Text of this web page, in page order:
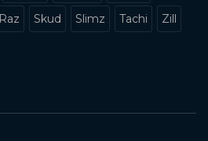
Raz Skud Slimz Tachi Zill